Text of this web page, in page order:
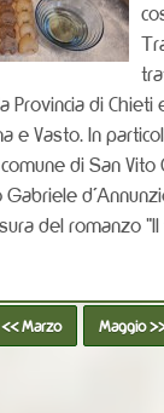
Provincia di Chieti
e Vasto. In
di San Vito
del romanzo
<< Marzo Maggio